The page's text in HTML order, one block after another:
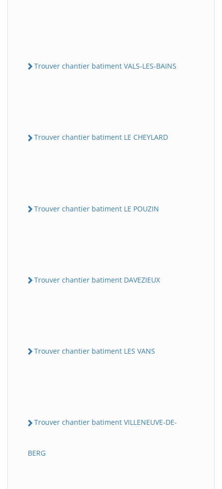
Trouver chantier batiment VALS-LES-BAINS
Trouver chantier batiment LE CHEYLARD
Trouver chantier batiment LE POUZIN
Trouver chantier batiment DAVEZIEUX
Trouver chantier batiment LES VANS
Trouver chantier batiment VILLENEUVE-DE-
BERG